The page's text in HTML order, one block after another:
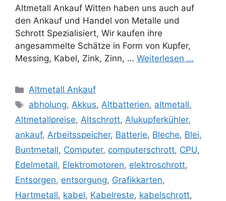
Altmetall Ankauf Witten haben uns auch auf
den Ankauf und Handel von Metalle und
Schrott Spezialisiert, Wir kaufen ihre
angesammelte Schätze in Form von Kupfer,
Messing, Kabel, Zink, Zinn, … Weiterlesen …
Kategorien
Altmetall Ankauf
Schlagwörter
abholung,Akkus,Altbatterien, altmetall,
Altmetallpreise, Altschrott, Alukupferkühler,
ankauf, Arbeitsspeicher, Batterie, Bleche, Blei,
Buntmetall, Computer, computerschrott, CPU,
Edelmetall, Elektromotoren, elektroschrott,
Entsorgen, entsorgung, Grafikkarten,
Hartmetall, kabel, Kabelreste, kabelschrott,